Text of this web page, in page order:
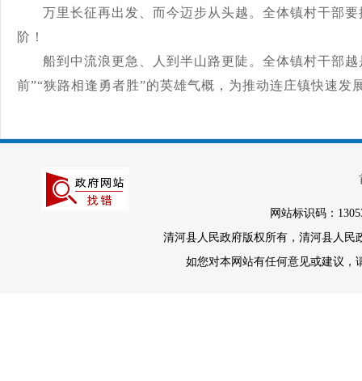
万里长征再出发、而今迈步从头越。全体镇村干部
阶！
船到中流浪更急、人到半山路更陡。全体镇村干部
前”“狭路相逢勇者胜”的英雄气概，为推动连庄镇快速发
网站标识码：
清河县人民政府版权所有，清河县人
如您对本网站有任何意见或建议，